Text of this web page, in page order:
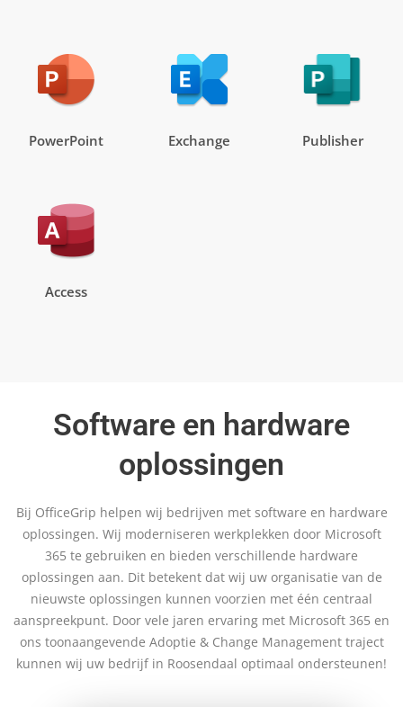
PowerPoint Exchange Publisher
Access
Software en hardware
oplossingen
Bij OfficeGrip helpen wij bedrijven met software en hardware
oplossingen. Wij moderniseren werkplekken door Microsoft
365 te gebruiken en bieden verschillende hardware
oplossingen aan. Dit betekent dat wij uw organisatie van de
nieuwste oplossingen kunnen voorzien met één centraal
aanspreekpunt. Door vele jaren ervaring met Microsoft 365 en
ons toonaangevende Adoptie & Change Management traject
kunnen wij uw bedrijf in Roosendaal optimaal ondersteunen!